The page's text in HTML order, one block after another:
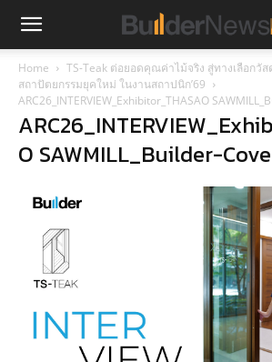
Home
TS-Teak ต่อยอดคุณค่าไม้จริง สู่ทางเลือกวั
สถาปัตยกรรมยุคใหม่ ในงานสถาปนิก’69
ARC26_INTERVIEW_Exhibitor_THASAO
O SAWMILL_Builder-